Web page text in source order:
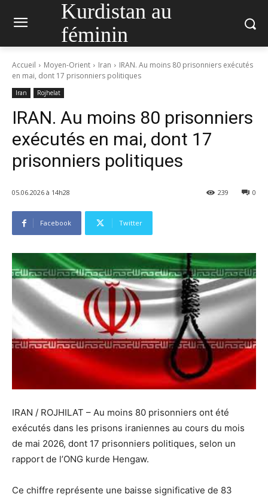
Kurdistan au
féminin
Accueil Moyen-Orient Iran
IRAN. Au moins 80 prisonniers exécutés
en mai, dont 17 prisonniers politiques
Iran Rojhelat
IRAN. Au moins 80 prisonniers
exécutés en mai, dont 17
prisonniers politiques
05.06.2026 à 14h28 0
239
Facebook Twitter
IRAN / ROJHILAT – Au moins 80 prisonniers ont été
exécutés dans les prisons iraniennes au cours du mois
de mai 2026, dont 17 prisonniers politiques, selon un
rapport de l’ONG kurde Hengaw.
Ce chiffre représente une baisse significative de 83